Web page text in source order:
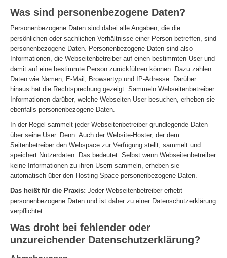
Was sind personenbezogene Daten?
Personenbezogene Daten sind dabei alle Angaben, die die
persönlichen oder sachlichen Verhältnisse einer Person betreffen, sind
personenbezogene Daten. Personenbezogene Daten sind also
Informationen, die Webseitenbetreiber auf einen bestimmten User und
damit auf eine bestimmte Person zurückführen können. Dazu zählen
Daten wie Namen, E-Mail, Browsertyp und IP-Adresse. Darüber
hinaus hat die Rechtsprechung gezeigt: Sammeln Webseitenbetreiber
Informationen darüber, welche Webseiten User besuchen, erheben sie
ebenfalls personenbezogene Daten.
In der Regel sammelt jeder Webseitenbetreiber grundlegende Daten
über seine User. Denn: Auch der Website-Hoster, der dem
Seitenbetreiber den Webspace zur Verfügung stellt, sammelt und
speichert Nutzerdaten. Das bedeutet: Selbst wenn Webseitenbetreiber
keine Informationen zu ihren Usern sammeln, erheben sie
automatisch über den Hosting-Space personenbezogene Daten.
Das heißt für die Praxis: Jeder Webseitenbetreiber erhebt
personenbezogene Daten und ist daher zu einer Datenschutzerklärung
verpflichtet.
Was droht bei fehlender oder
unzureichender Datenschutzerklärung?